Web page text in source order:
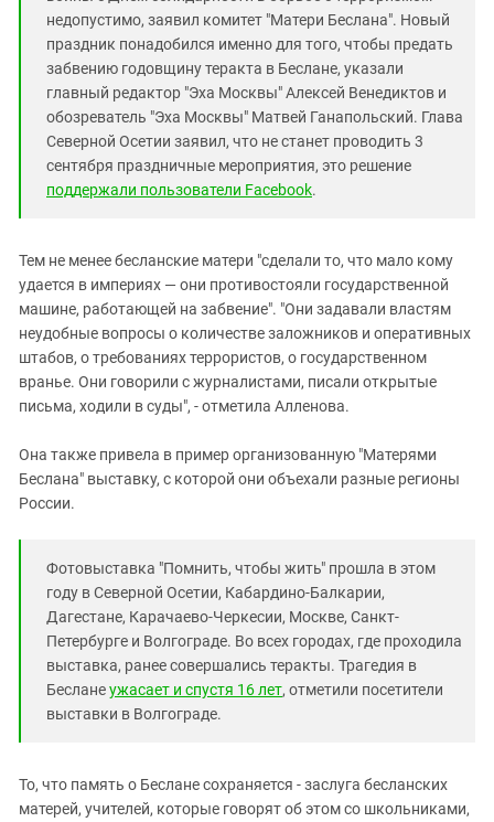
недопустимо, заявил комитет "Матери Беслана". Новый
праздник понадобился именно для того, чтобы предать
забвению годовщину теракта в Беслане, указали
главный редактор "Эха Москвы" Алексей Венедиктов и
обозреватель "Эха Москвы" Матвей Ганапольский. Глава
Северной Осетии заявил, что не станет проводить 3
сентября праздничные мероприятия, это решение
поддержали пользователи Facebook.
Тем не менее бесланские матери "сделали то, что мало кому
удается в империях — они противостояли государственной
машине, работающей на забвение". "Они задавали властям
неудобные вопросы о количестве заложников и оперативных
штабов, о требованиях террористов, о государственном
вранье. Они говорили с журналистами, писали открытые
письма, ходили в суды", - отметила Алленова.
Она также привела в пример организованную "Матерями
Беслана" выставку, с которой они объехали разные регионы
России.
Фотовыставка "Помнить, чтобы жить" прошла в этом
году в Северной Осетии, Кабардино-Балкарии,
Дагестане, Карачаево-Черкесии, Москве, Санкт-
Петербурге и Волгограде. Во всех городах, где проходила
выставка, ранее совершались теракты. Трагедия в
Бесланеужасает и спустя 16 лет, отметили посетители
выставки в Волгограде.
То, что память о Беслане сохраняется - заслуга бесланских
матерей, учителей, которые говорят об этом со школьниками,